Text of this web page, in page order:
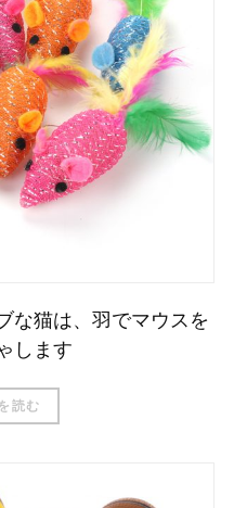
な猫は、羽でマウスを
します
読む